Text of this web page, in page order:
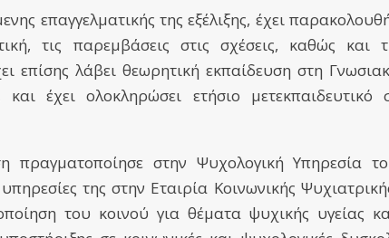
επαγγελματικής της εξέλιξης, έχει
τις παρεμβάσεις στις σχέσεις, καθώς και
επίσης λάβει θεωρητική εκπαίδευση στη
έχει ολοκληρώσει ετήσιο μετεκπαιδευτικό
πραγματοποίησε στην Ψυχολογική Υπηρεσία
της στην Εταιρία Κοινωνικής
του κοινού για θέματα ψυχικής υγείας